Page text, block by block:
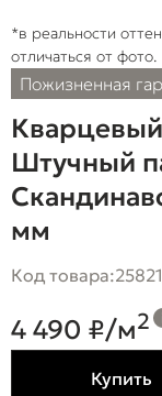
*в реальности
отличаться от фото.
Пожизненная
Штучный
мм
Код товара:25821
4 490 ₽/м2
Купить